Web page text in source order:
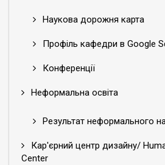
Наукова дорожня карта
Профіль кафедри в Google
Конференції
Неформальна освіта
Результат неформального
Кар'єрний центр дизайну/
Center